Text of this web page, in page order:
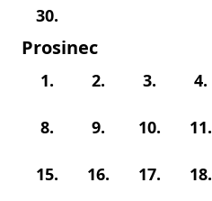
30.
Prosinec
1. 2. 3. 4.
8. 9. 10. 11.
15. 16. 17. 18.